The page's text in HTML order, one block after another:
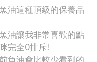
油這種頂級的保養品
油讓我非常喜歡的點
完全0排斥!
魚油會比較少看到的